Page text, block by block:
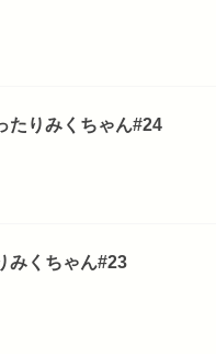
たりみくちゃん#24
みくちゃん#23